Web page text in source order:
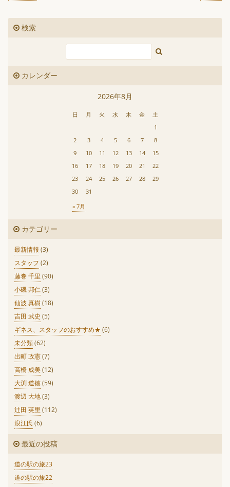
検索
カレンダー
2026年8月
日 月 火 水 木 金 土
« 7月
1
2
3 4 5 6 7
8
9
10 11 12 13 14
15
16
17 18 19 20 21
22
23
24 25 26 27 28
29
30
31
カテゴリー
最新情報 (3)
スタッフ (2)
藤巻 千里 (90)
小磯 邦仁(3)
仙波 真樹(18)
吉田 武史 (5)
ギネス、スタッフのおすすめ★ (6)
未分類(62)
出町 政憲(7)
高橋 成美(12)
大渕 道徳(59)
渡辺 大地(3)
辻田 英里 (112)
浪江氏 (6)
最近の投稿
道の駅の旅23
道の駅の旅22